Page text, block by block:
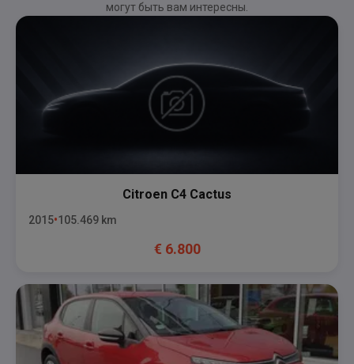
могут быть вам интересны.
Citroen C4 Cactus
2015 105.469 km
€ 6.800